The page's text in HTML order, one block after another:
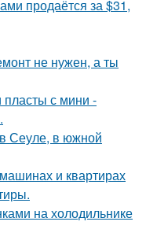
продаётся за $31,
не нужен, а ты
с мини -
Сеуле, в южной
и квартирах
на холодильнике